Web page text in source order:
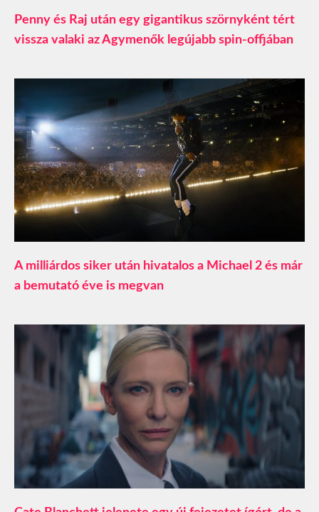
Penny és Raj után egy gigantikus szörnyként tért
vissza valaki az Agymenők legújabb spin-offjában
A milliárdos siker után hivatalos a Michael 2 és már
a bemutató éve is megvan